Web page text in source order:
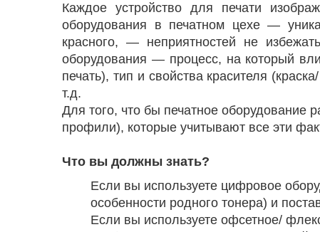
Каждое устройство для печати
оборудования в печатном цехе —
красного, — неприятностей не
оборудования — процесс, на который
печать), тип и свойства красителя
т.д.
Для того, что бы печатное оборудование
профили), которые учитывают все эти
Что вы должны знать?
Если вы используете цифровое
особенности родного тонера) и
Если вы используете офсетное/